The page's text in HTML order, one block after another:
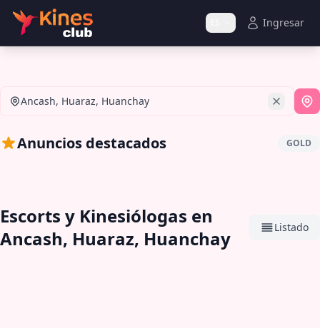
Ingresar
Ancash, Huaraz, Huanchay
Anuncios destacados GOLD
Escorts y Kinesiólogas en
Ancash, Huaraz, Huanchay
Listado